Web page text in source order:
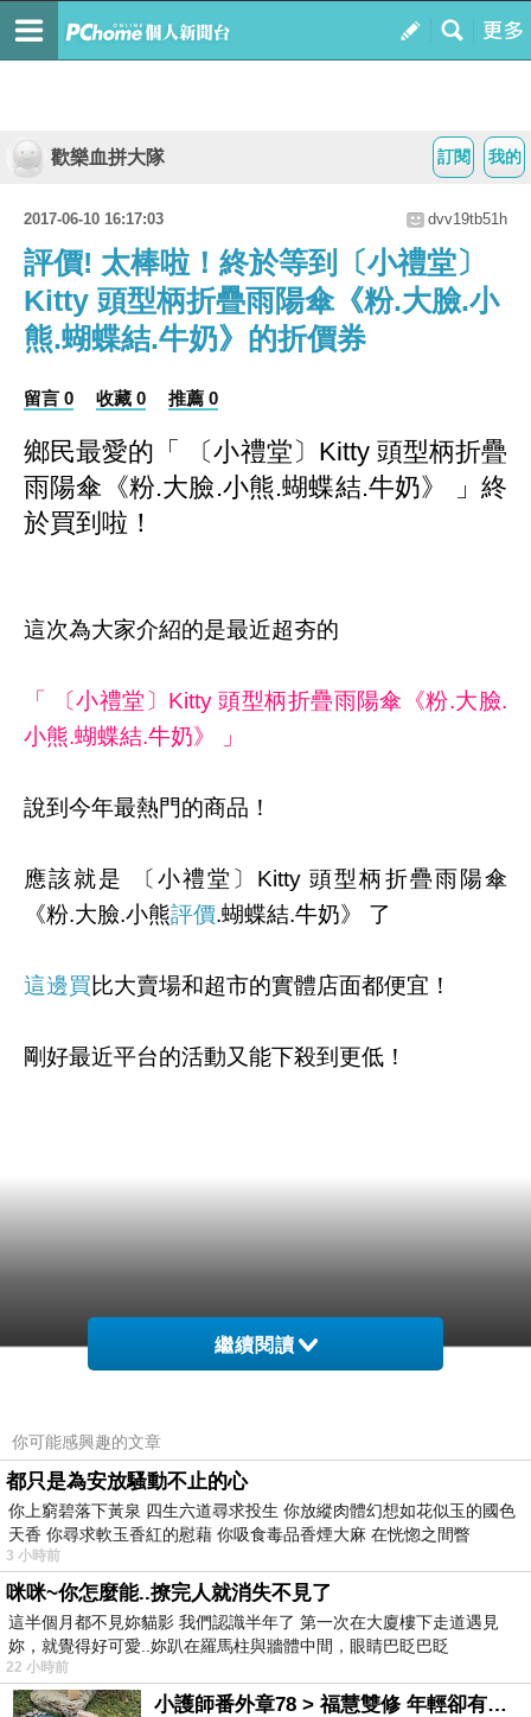
我的
訂閱
歡樂血拼大隊
2017-06-10 16:17:03 dvv19tb51h
評價! 太棒啦！終於等到〔小禮堂〕
Kitty 頭型柄折疊雨陽傘《粉.大臉.小
熊.蝴蝶結.牛奶》的折價券
留言 0 收藏 0 推薦 0
鄉民最愛的「 〔小禮堂〕Kitty 頭型柄折疊
雨陽傘《粉.大臉.小熊.蝴蝶結.牛奶》 」終
於買到啦！
這次為大家介紹的是最近超夯的
「 〔小禮堂〕Kitty 頭型柄折疊雨陽傘《粉.大臉.
小熊.蝴蝶結.牛奶》 」
說到今年最熱門的商品！
應該就是 〔小禮堂〕Kitty 頭型柄折疊雨陽傘
《粉.大臉.小熊評價.蝴蝶結.牛奶》 了
這邊買比大賣場和超市的實體店面都便宜！
剛好最近平台的活動又能下殺到更低！
展覽出清價
CP值超高▲ 〔小禮堂〕Kitty 頭型柄折疊雨陽傘《粉.大臉.小熊.蝴蝶結.
繼續閱讀
你可能感興趣的文章
都只是為安放騷動不止的心
你上窮碧落下黃泉 四生六道尋求投生 你放縱肉體幻想如花似玉的國色
天香 你尋求軟玉香紅的慰藉 你吸食毒品香煙大麻 在恍惚之間瞥
3 小時前
咪咪~你怎麼能..撩完人就消失不見了
這半個月都不見妳貓影 我們認識半年了 第一次在大廈樓下走道遇見
妳，就覺得好可愛..妳趴在羅馬柱與牆體中間，眼睛巴眨巴眨
22 小時前
小護師番外章78 > 福慧雙修 年輕卻有個老靈魂 ㄑ金剛經〉podcast